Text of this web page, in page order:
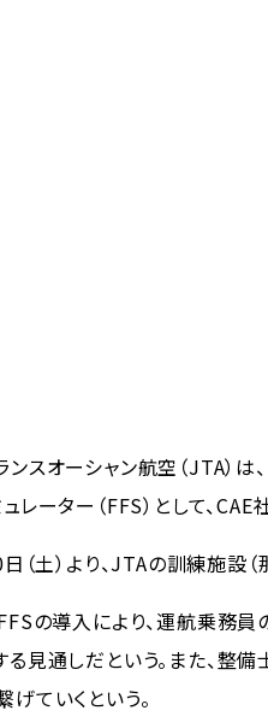
スオーシャン航空（JTA）
レーター（FFS）として、
（土）より、JTAの訓練施設（
の導入により、運航乗務員
る見通しだという。また、整
ていくという。